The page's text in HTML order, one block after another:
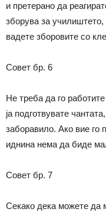
и претерано да
зборува за училиштето,
вадете зборовите со
Совет бр. 6
Не треба да го
ја подготвувате
заборавило. Ако вие го
иднина нема да биде
Совет бр. 7
Секако дека можете да